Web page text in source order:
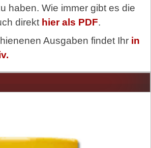
haben. Wie immer gibt es die
direkt hier als PDF.
Ausgaben findet Ihr in